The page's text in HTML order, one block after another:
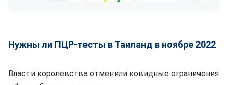
Нужны ли ПЦР-тесты в Таиланд в ноябре 2022
Власти королевства отменили ковидные ограничения